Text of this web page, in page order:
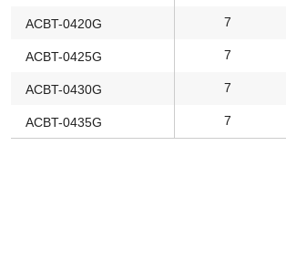
ACBT-0420G 7
ACBT-0425G 7
ACBT-0430G 7
ACBT-0435G 7